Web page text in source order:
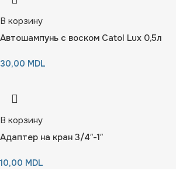
В корзину
Автошампунь с воском Catol Lux 0,5л
30,00 MDL
В корзину
Адаптер на кран 3/4″-1″
10,00 MDL